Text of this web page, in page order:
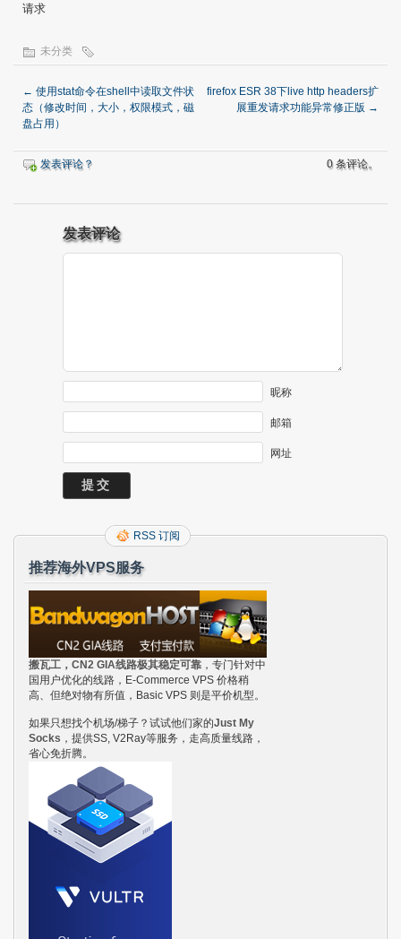
请求
未分类
← 使用stat命令在shell中读取文件状
态（修改时间，大小，权限模式，磁
盘占用）
firefox ESR 38下live http headers扩
展重发请求功能异常修正版 →
发表评论？ 0 条评论。
发表评论
昵称
邮箱
网址
RSS 订阅
推荐海外VPS服务
搬瓦工，CN2 GIA线路极其稳定可靠 ，专门针对中
国用户优化的线路，E-Commerce VPS 价格稍
高、但绝对物有所值，Basic VPS 则是平价机型。
如果只想找个机场/梯子？试试他们家的Just My
Socks ，提供SS, V2Ray等服务，走高质量线路，
省心免折腾。